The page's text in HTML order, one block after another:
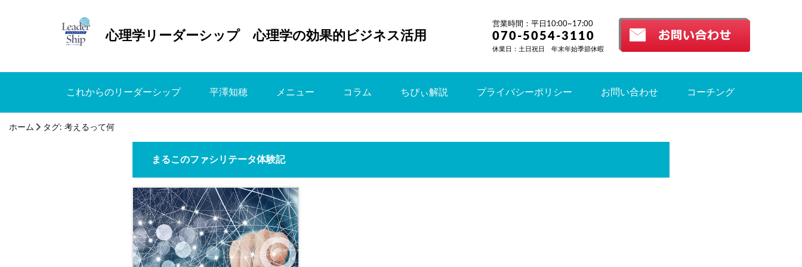
心理学リーダーシップ 心理学の効果的ビジネス活用
営業時間：平日10:00~17:00
070-5054-3110
休業日：土日祝日 年末年始季節休暇
これからのリーダーシップ 平澤知穂 メニュー コラム ちぴぃ解説 プライバシーポリシー お問い合わせ コーチング
ホーム タグ: 考えるって何
まるこのファシリテータ体験記